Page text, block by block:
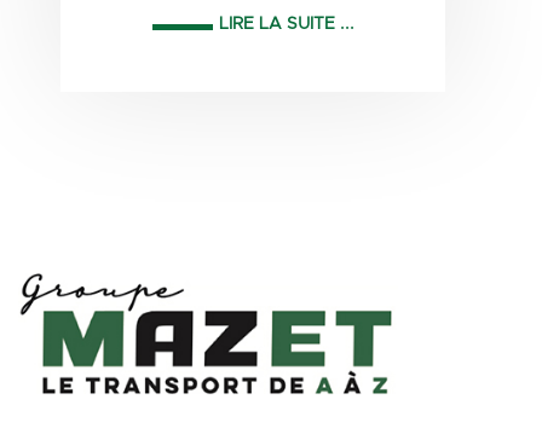
LIRE LA SUITE ...